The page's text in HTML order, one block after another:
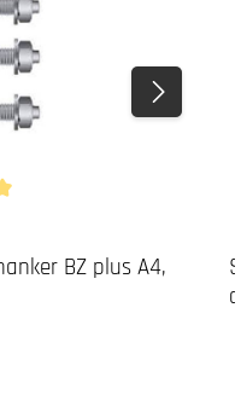
BZ plus A4,